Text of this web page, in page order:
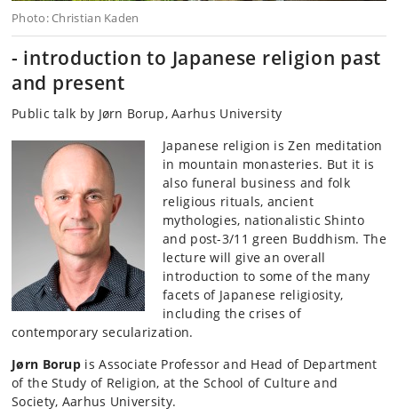
Photo: Christian Kaden
- introduction to Japanese religion past
and present
Public talk by Jørn Borup, Aarhus University
Japanese religion is Zen meditation
in mountain monasteries. But it is
also funeral business and folk
religious rituals, ancient
mythologies, nationalistic Shinto
and post-3/11 green Buddhism. The
lecture will give an overall
introduction to some of the many
facets of Japanese religiosity,
including the crises of
contemporary secularization.
Jørn Borup is Associate Professor and Head of Department
of the Study of Religion, at the School of Culture and
Society, Aarhus University.